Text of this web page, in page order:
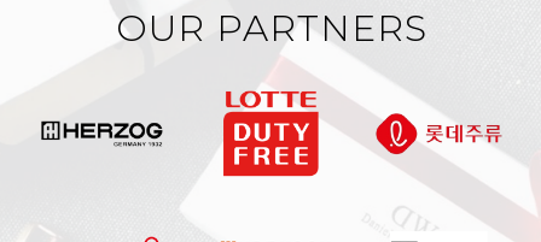
OUR PARTNERS